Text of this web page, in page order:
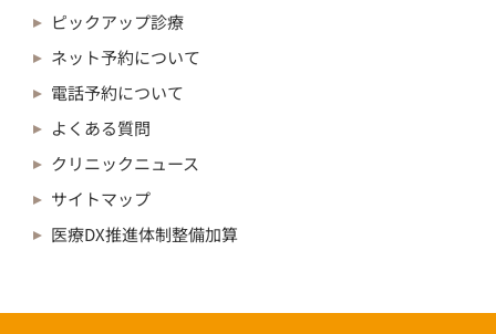
ピックアップ診療
ネット予約について
電話予約について
よくある質問
クリニックニュース
サイトマップ
医療DX推進体制整備加算